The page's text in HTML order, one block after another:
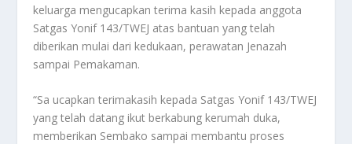
keluarga mengucapkan terima kasih kepada anggota
Satgas Yonif 143/TWEJ atas bantuan yang telah
diberikan mulai dari kedukaan, perawatan Jenazah
sampai Pemakaman.
“Sa ucapkan terimakasih kepada Satgas Yonif 143/TWEJ
yang telah datang ikut berkabung kerumah duka,
memberikan Sembako sampai membantu proses